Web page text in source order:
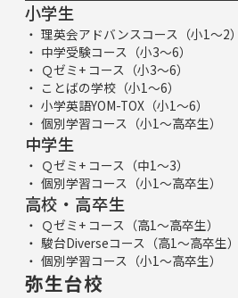
小学生
理英会アドバンスコース（小1～2）
中学受験コース（小3～6）
Ｑゼミ+ コース（小3～6）
ことばの学校（小1～6）
小学英語YOM-TOX（小1～6）
個別学習コース（小1～高卒生）
中学生
Ｑゼミ+ コース（中1～3）
個別学習コース（小1～高卒生）
高校・高卒生
Ｑゼミ+ コース（高1～高卒生）
駿台Diverseコース（高1～高卒生）
個別学習コース（小1～高卒生）
弥生台校